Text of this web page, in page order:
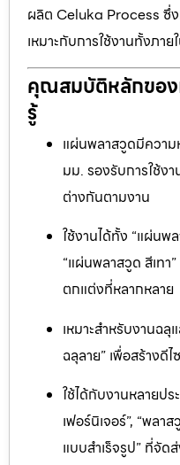
ผลิต Celuka Process ซึ่
เหมาะกับการใช้งานทั้งภา
คุณสมบัติหลักขอ
รู้
แผ่นพลาสวูดมีควา
มม. รองรับการใช้ง
ต่างกันตามงาน
ใช้งานได้ทั้ง “แผ่นพ
“แผ่นพลาสวูด สีเทา
ตกแต่งที่หลากหลาย
เหมาะสำหรับงานฉ
ฉลุลาย” เพื่อสร้างดี
ใช้ได้กับงานหลายปร
เฟอร์นิเจอร์”, “พลา
แบบสำเร็จรูป” ที่จัด